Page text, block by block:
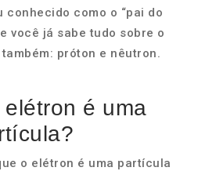
como o “pai do
você já sabe tudo sobre o
próton e nêutron.
é uma
o elétron é uma partícula